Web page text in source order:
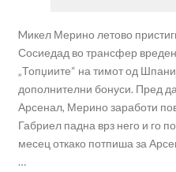
Mикел Мерино летово
Сосиедад во трансфер
„Топџиите“ на тимот од
дополнителни бонуси. Пред
Арсенал, Мерино заработи
Габриел падна врз него и го
месец откако потпиша за
…